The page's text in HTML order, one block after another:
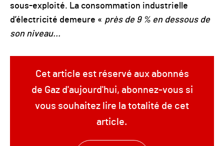
sous-exploité. La consommation industrielle
d’électricité demeure « près de 9 % en dessous de
son niveau...
Cet article est réservé aux abonnés
de Gaz d'aujourd'hui, abonnez-vous si
vous souhaitez lire la totalité de cet
article.